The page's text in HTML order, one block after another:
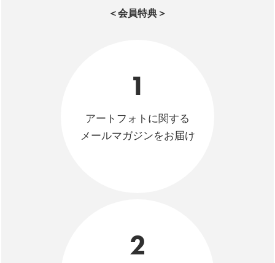
＜会員特典＞
1
アートフォトに関する
メールマガジンをお届け
2